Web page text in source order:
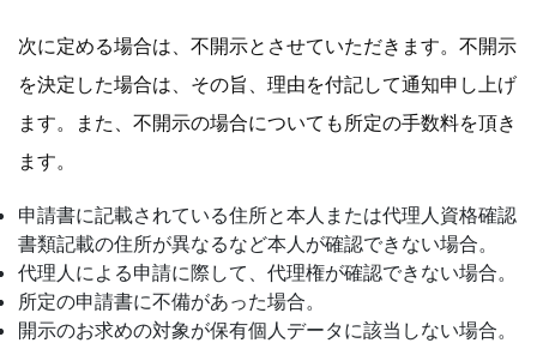
次に定める場合は、不開示とさせていただきます。不開示
を決定した場合は、その旨、理由を付記して通知申し上げ
ます。また、不開示の場合についても所定の手数料を頂き
ます。
申請書に記載されている住所と本人または代理人資格確認
書類記載の住所が異なるなど本人が確認できない場合。
代理人による申請に際して、代理権が確認できない場合。
所定の申請書に不備があった場合。
開示のお求めの対象が保有個人データに該当しない場合。